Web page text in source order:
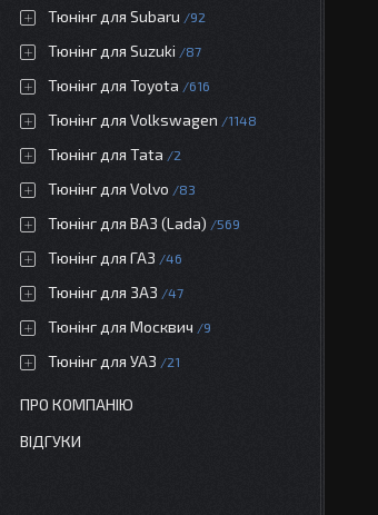
Тюнінг для Subaru 92
Тюнінг для Suzuki 87
Тюнінг для Toyota 616
Тюнінг для Volkswagen 1148
Тюнінг для Tata 2
Тюнінг для Volvo 83
Тюнінг для ВАЗ (Lada) 569
Тюнінг для ГАЗ 46
Тюнінг для ЗАЗ 47
Тюнінг для Москвич 9
Тюнінг для УАЗ 21
ПРО КОМПАНІЮ
ВІДГУКИ